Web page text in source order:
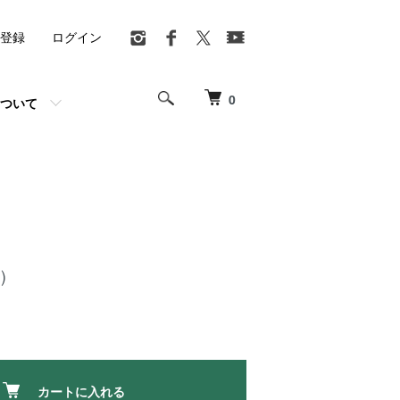
0
いて
録 ログイン
カートに入れる